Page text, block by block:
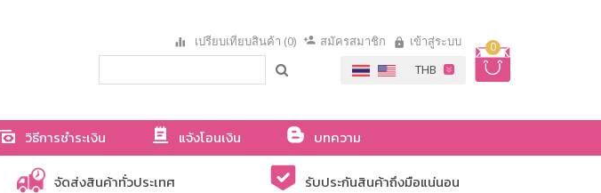
0
เปรียบเทียบสินค้า (0) สมัครสมาชิก เข้าสู่ระบบ
วิธีการชำระเงิน แจ้งโอนเงิน
บทความ
จัดส่งสินค้าทั่วประเทศ รับประกันสินค้าถึงมือแน่นอน